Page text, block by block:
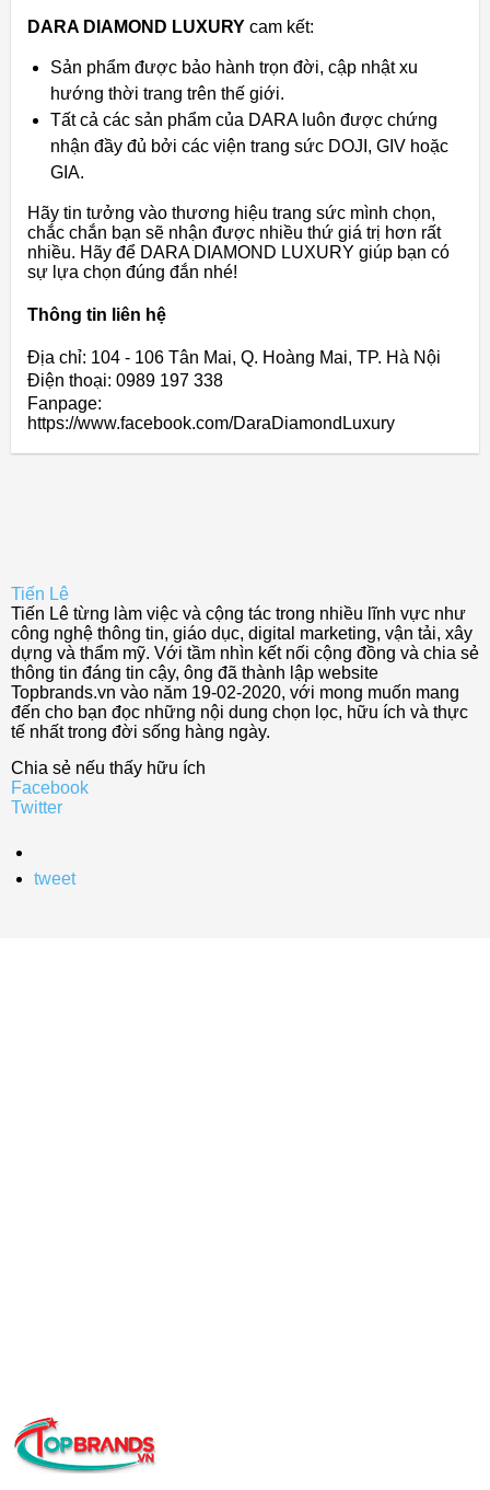
DARA DIAMOND LUXURY cam kết:
Sản phẩm được bảo hành trọn đời, cập nhật xu
hướng thời trang trên thế giới.
Tất cả các sản phẩm của DARA luôn được chứng
nhận đầy đủ bởi các viện trang sức DOJI, GIV hoặc
GIA.
Hãy tin tưởng vào thương hiệu trang sức mình chọn,
chắc chắn bạn sẽ nhận được nhiều thứ giá trị hơn rất
nhiều. Hãy để DARA DIAMOND LUXURY giúp bạn có
sự lựa chọn đúng đắn nhé!
Thông tin liên hệ
Địa chỉ: 104 - 106 Tân Mai, Q. Hoàng Mai, TP. Hà Nội
Điện thoại: 0989 197 338
Fanpage:
https://www.facebook.com/DaraDiamondLuxury
Tiến Lê
Tiến Lê từng làm việc và cộng tác trong nhiều lĩnh vực như
công nghệ thông tin, giáo dục, digital marketing, vận tải, xây
dựng và thẩm mỹ. Với tầm nhìn kết nối cộng đồng và chia sẻ
thông tin đáng tin cậy, ông đã thành lập website
Topbrands.vn vào năm 19-02-2020, với mong muốn mang
đến cho bạn đọc những nội dung chọn lọc, hữu ích và thực
tế nhất trong đời sống hàng ngày.
Chia sẻ nếu thấy hữu ích
Facebook
Twitter
tweet